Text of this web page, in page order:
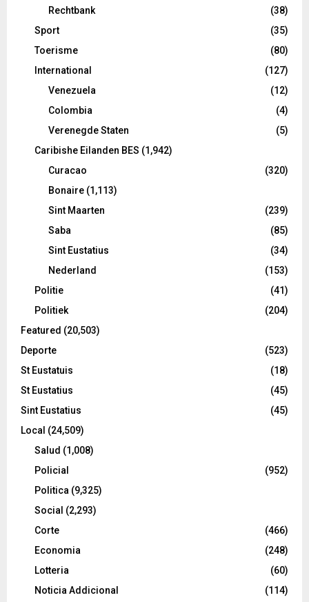
Rechtbank
(38)
Sport
(35)
Toerisme
(80)
International
(127)
Venezuela
(12)
Colombia
(4)
Verenegde Staten
(5)
Caribishe Eilanden BES (1,942)
Curacao
(320)
Bonaire (1,113)
Sint Maarten
(239)
Saba
(85)
Sint Eustatius
(34)
Nederland
(153)
Politie
(41)
Politiek
(204)
Featured (20,503)
Deporte
(523)
St Eustatuis
(18)
St Eustatius
(45)
Sint Eustatius
(45)
Local (24,509)
Salud (1,008)
Policial
(952)
Politica (9,325)
Social (2,293)
Corte
(466)
Economia
(248)
Lotteria
(60)
Noticia Addicional
(114)